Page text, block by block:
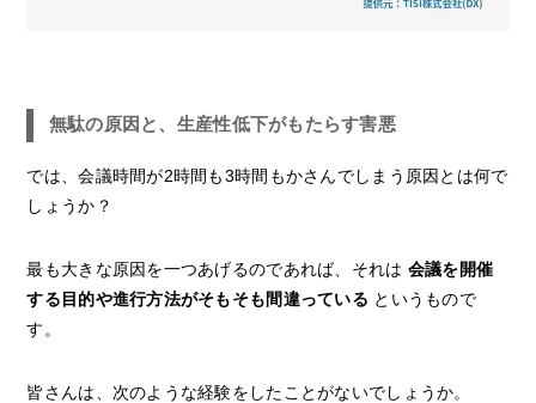
無駄の原因と、生産性低下がもたらす害悪
では、会議時間が2時間も3時間もかさんでしまう原因とは何で
しょうか？
最も大きな原因を一つあげるのであれば、それは 会議を開催
する目的や進行方法がそもそも間違っている というもので
す。
皆さんは、次のような経験をしたことがないでしょうか。